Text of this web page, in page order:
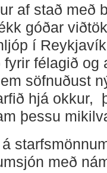
af stað með
góðar
í
félagið og
söfnuðust
hjá okkur,
þessu
með